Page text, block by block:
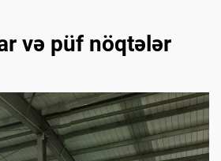
və püf nöqtələr